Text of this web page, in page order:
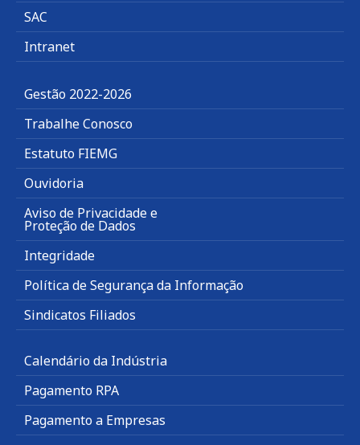
SAC
Intranet
Gestão 2022-2026
Trabalhe Conosco
Estatuto FIEMG
Ouvidoria
Aviso de Privacidade e
Proteção de Dados
Integridade
Política de Segurança da Informação
Sindicatos Filiados
Calendário da Indústria
Pagamento RPA
Pagamento a Empresas